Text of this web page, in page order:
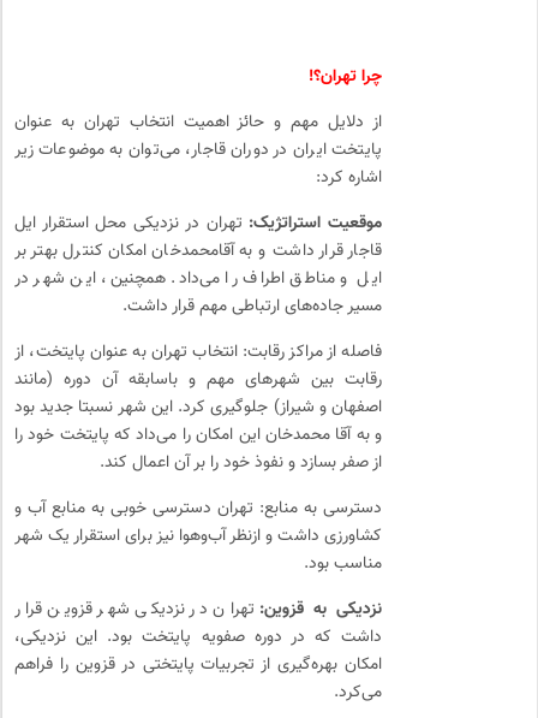
چرا تهران؟!
از دلایل مهم و حائز اهمیت انتخاب تهران به عنوان
پایتخت ایران در دوران قاجار، می‌توان به موضوعات زیر
اشاره کرد:
موقعیت استراتژیک: تهران در نزدیکی محل استقرار ایل
قاجار قرار داشت و به آقا‌محمدخان امکان کنترل بهتر بر
ایل و مناطق اطراف را می‌داد. همچنین، این شهر در
مسیر جاده‌های ارتباطی مهم قرار داشت.
فاصله از مراکز رقابت: انتخاب تهران به عنوان پایتخت، از
رقابت بین شهرهای مهم و باسابقه آن دوره (مانند
اصفهان و شیراز) جلوگیری کرد. این شهر نسبتا جدید بود
و به آقا محمدخان این امکان را می‌داد که پایتخت خود را
از صفر بسازد و نفوذ خود را بر آن اعمال کند.
دسترسی به منابع: تهران دسترسی خوبی به منابع آب و
کشاورزی داشت و ازنظر آب‌وهوا نیز برای استقرار یک شهر
مناسب بود.
نزدیکی به قزوین: تهران در نزدیکی شهر قزوین قرار
داشت که در دوره صفویه پایتخت بود. این نزدیکی،
امکان بهره‌گیری از تجربیات پایتختی در قزوین را فراهم
می‌کرد.